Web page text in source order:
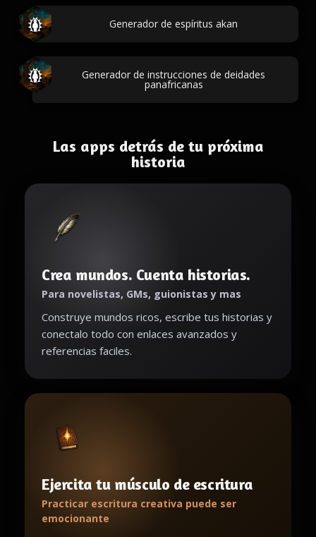
Generador de espíritus akan
Generador de instrucciones de deidades
panafricanas
Las apps detrás de tu próxima
historia
Crea mundos. Cuenta historias.
Para novelistas, GMs, guionistas y mas
Construye mundos ricos, escribe tus historias y
conectalo todo con enlaces avanzados y
referencias faciles.
Ejercita tu músculo de escritura
Practicar escritura creativa puede ser
emocionante